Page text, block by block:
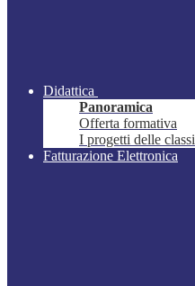
Didattica
Panoramica
Offerta formativa
I progetti delle classi
Fatturazione Elettronica